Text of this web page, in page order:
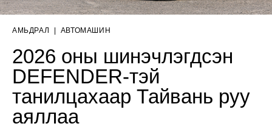
АМЬДРАЛ АВТОМАШИН
2026 оны шинэчлэгдсэн
DEFENDER-тэй
танилцахаар Тайвань руу
аяллаа